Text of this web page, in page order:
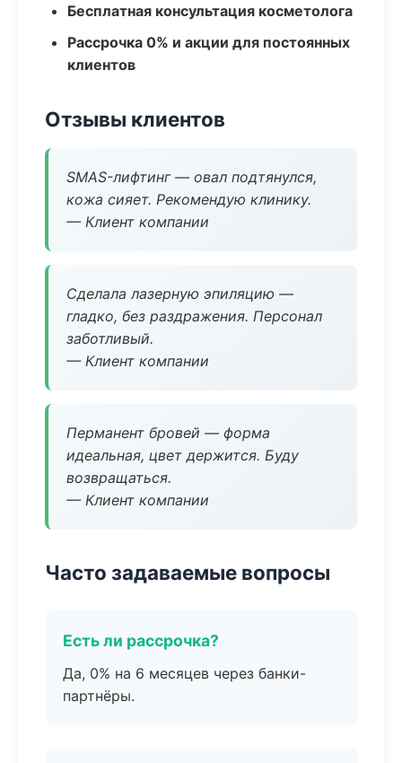
Бесплатная консультация косметолога
Рассрочка 0% и акции для постоянных
клиентов
Отзывы клиентов
SMAS-лифтинг — овал подтянулся,
кожа сияет. Рекомендую клинику.
— Клиент компании
Сделала лазерную эпиляцию —
гладко, без раздражения. Персонал
заботливый.
— Клиент компании
Перманент бровей — форма
идеальная, цвет держится. Буду
возвращаться.
— Клиент компании
Часто задаваемые вопросы
Есть ли рассрочка?
Да, 0% на 6 месяцев через банки-
партнёры.